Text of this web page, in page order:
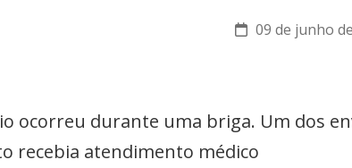
09 de junho
ocorreu durante uma briga. Um dos
recebia atendimento médico